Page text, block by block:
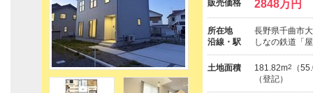
販売価格 2848万円
所在地
長野県千曲市
沿線・駅
しなの鉄道「
土地面積 181.82m2
（
（登記）